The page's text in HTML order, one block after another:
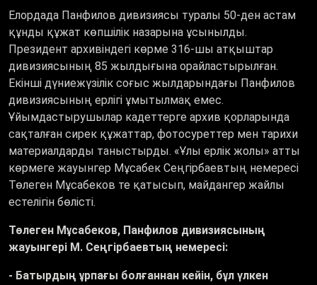
Елордада Панфилов дивизиясы туралы 50-ден астам
құнды құжат көпшілік назарына ұсынылды.
Президент архивіндегі көрме 316-шы атқыштар
дивизиясының 85 жылдығына орайластырылған.
Екінші дүниежүзілік соғыс жылдарындағы Панфилов
дивизиясының ерлігі ұмытылмақ емес.
Ұйымдастырушылар кадеттерге архив қорларында
сақталған сирек құжаттар, фотосуреттер мен тарихи
материалдарды таныстырды. «Ұлы ерлік жолы» атты
көрмеге жауынгер Мұсабек Сеңгірбаевтың немересі
Төлеген Мұсабеков те қатысып, майдангер жайлы
естелігін бөлісті.
Төлеген Мұсабеков, Панфилов дивизиясының
жауынгері М. Сеңгірбаевтың немересі:
- Батырдың ұрпағы болғаннан кейін, бұл үлкен